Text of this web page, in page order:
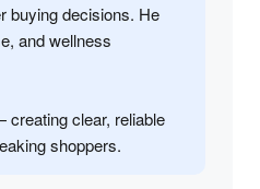
buying decisions. He
and wellness
clear, reliable
shoppers.